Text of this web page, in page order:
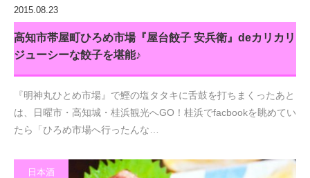
2015.08.23
高知市帯屋町ひろめ市場『屋台餃子 安兵衛』deカリカリ
ジューシーな餃子を堪能♪
『明神丸ひとめ市場』で鰹の塩タタキに舌鼓を打ちまくったあと
は、日曜市・高知城・桂浜観光へGO！桂浜でfacbookを眺めてい
たら「ひろめ市場へ行ったんな…
日本酒